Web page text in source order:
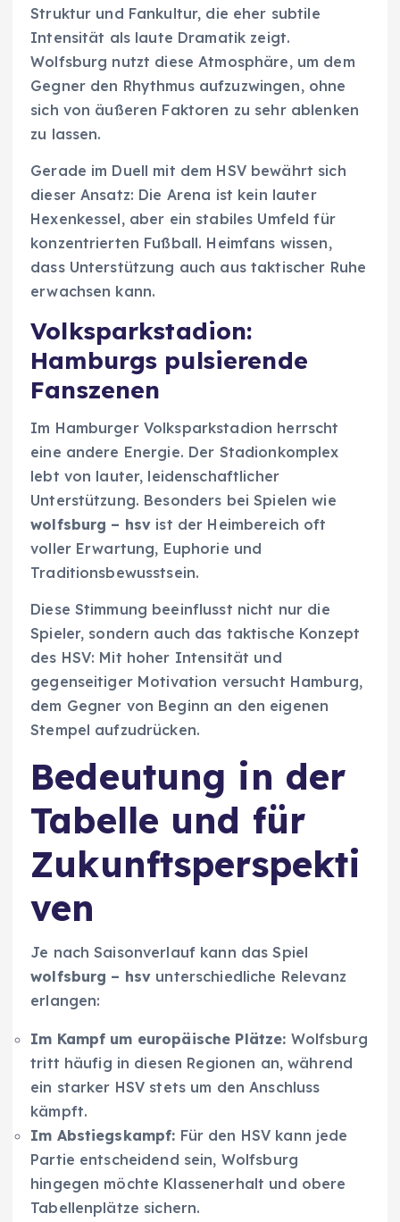
Struktur und Fankultur, die eher subtile
Intensität als laute Dramatik zeigt.
Wolfsburg nutzt diese Atmosphäre, um dem
Gegner den Rhythmus aufzuzwingen, ohne
sich von äußeren Faktoren zu sehr ablenken
zu lassen.
Gerade im Duell mit dem HSV bewährt sich
dieser Ansatz: Die Arena ist kein lauter
Hexenkessel, aber ein stabiles Umfeld für
konzentrierten Fußball. Heimfans wissen,
dass Unterstützung auch aus taktischer Ruhe
erwachsen kann.
Volksparkstadion:
Hamburgs pulsierende
Fanszenen
Im Hamburger Volksparkstadion herrscht
eine andere Energie. Der Stadionkomplex
lebt von lauter, leidenschaftlicher
Unterstützung. Besonders bei Spielen wie
wolfsburg – hsv ist der Heimbereich oft
voller Erwartung, Euphorie und
Traditionsbewusstsein.
Diese Stimmung beeinflusst nicht nur die
Spieler, sondern auch das taktische Konzept
des HSV: Mit hoher Intensität und
gegenseitiger Motivation versucht Hamburg,
dem Gegner von Beginn an den eigenen
Stempel aufzudrücken.
Bedeutung in der
Tabelle und für
Zukunftsperspekti
ven
Je nach Saisonverlauf kann das Spiel
wolfsburg – hsv unterschiedliche Relevanz
erlangen:
Im Kampf um europäische Plätze: Wolfsburg
tritt häufig in diesen Regionen an, während
ein starker HSV stets um den Anschluss
kämpft.
Im Abstiegskampf: Für den HSV kann jede
Partie entscheidend sein, Wolfsburg
hingegen möchte Klassenerhalt und obere
Tabellenplätze sichern.